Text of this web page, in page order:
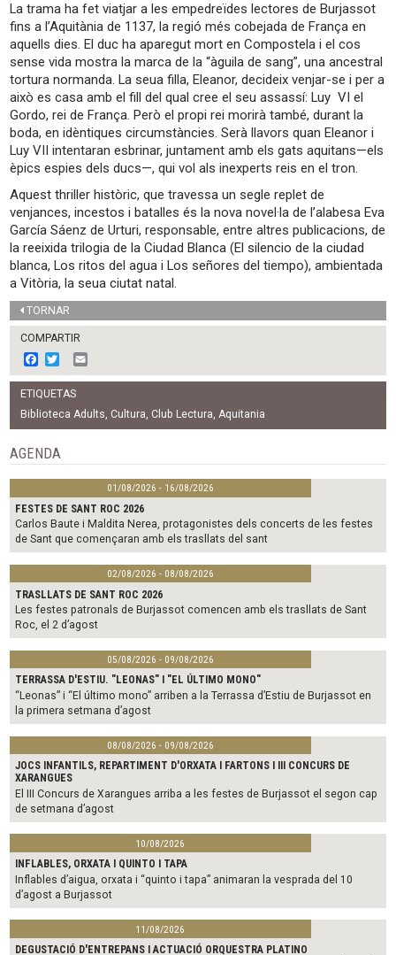
La trama ha fet viatjar a les empedreïdes lectores de Burjassot
fins a l’Aquitània de 1137, la regió més cobejada de França en
aquells dies. El duc ha aparegut mort en Compostela i el cos
sense vida mostra la marca de la “àguila de sang”, una ancestral
tortura normanda. La seua filla, Eleanor, decideix venjar-se i per a
això es casa amb el fill del qual cree el seu assassí: Luy VI el
Gordo, rei de França. Però el propi rei morirà també, durant la
boda, en idèntiques circumstàncies. Serà llavors quan Eleanor i
Luy VII intentaran esbrinar, juntament amb els gats aquitans—els
èpics espies dels ducs—, qui vol als inexperts reis en el tron.
Aquest thriller històric, que travessa un segle replet de
venjances, incestos i batalles és la nova novel·la de l’alabesa Eva
García Sáenz de Urturi, responsable, entre altres publicacions, de
la reeixida trilogia de la Ciudad Blanca (El silencio de la ciudad
blanca, Los ritos del agua i Los señores del tiempo), ambientada
a Vitòria, la seua ciutat natal.
TORNAR
COMPARTIR
F
a
c
e
b
o
o
k
w
i
t
t
e
m
a
l
ETIQUETAS
Biblioteca Adults, Cultura, Club Lectura,Aquitania
AGENDA
01/08/2026 - 16/08/2026
FESTES DE SANT ROC 2026
Carlos Baute i Maldita Nerea, protagonistes dels concerts de les festes
de Sant que començaran amb els trasllats del sant
02/08/2026 - 08/08/2026
TRASLLATS DE SANT ROC 2026
Les festes patronals de Burjassot comencen amb els trasllats de Sant
Roc, el 2 d’agost
05/08/2026 - 09/08/2026
TERRASSA D'ESTIU. "LEONAS" I "EL ÚLTIMO MONO"
“Leonas” i “El último mono” arriben a la Terrassa d’Estiu de Burjassot en
la primera setmana d’agost
08/08/2026 - 09/08/2026
JOCS INFANTILS, REPARTIMENT D'ORXATA I FARTONS I III CONCURS DE
XARANGUES
El III Concurs de Xarangues arriba a les festes de Burjassot el segon cap
de setmana d’agost
10/08/2026
INFLABLES, ORXATA I QUINTO I TAPA
Inflables d’aigua, orxata i “quinto i tapa” animaran la vesprada del 10
d’agost a Burjassot
11/08/2026
DEGUSTACIÓ D'ENTREPANS I ACTUACIÓ ORQUESTRA PLATINO